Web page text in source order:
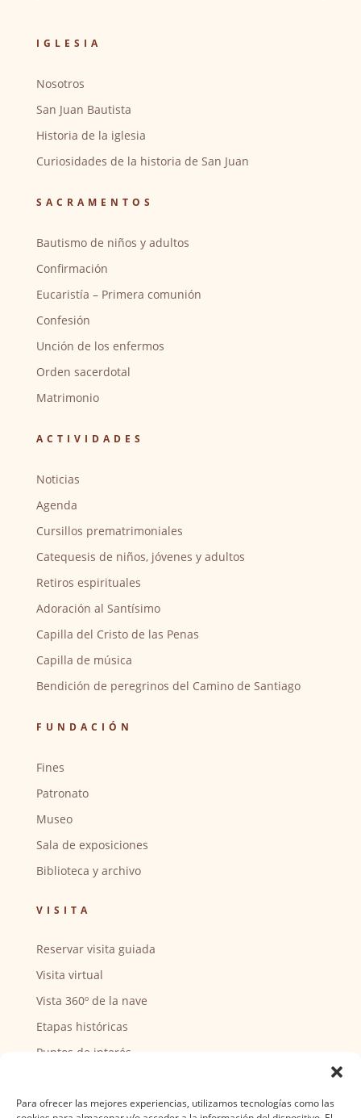
Para ofrecer las mejores experiencias, utilizamos tecnologías como las
IGLESIA
Nosotros
San Juan Bautista
Historia de la iglesia
Curiosidades de la historia de San Juan
SACRAMENTOS
Bautismo de niños y adultos
Confirmación
Eucaristía – Primera comunión
Confesión
Unción de los enfermos
Orden sacerdotal
Matrimonio
ACTIVIDADES
Noticias
Agenda
Cursillos prematrimoniales
Catequesis de niños, jóvenes y adultos
Retiros espirituales
Adoración al Santísimo
Capilla del Cristo de las Penas
Capilla de música
Bendición de peregrinos del Camino de Santiago
FUNDACIÓN
Fines
Patronato
Museo
Sala de exposiciones
Biblioteca y archivo
VISITA
Reservar visita guiada
Visita virtual
Vista 360º de la nave
Etapas históricas
Puntos de interés